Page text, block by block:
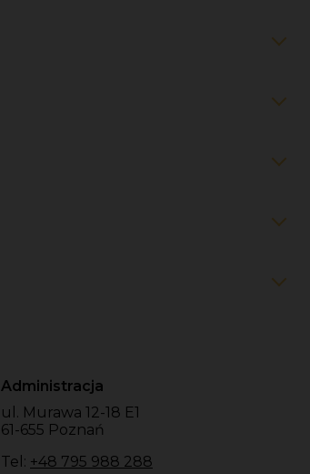
Administracja
ul. Murawa 12-18 E1
61-655 Poznań
Tel: +48 795 988 288